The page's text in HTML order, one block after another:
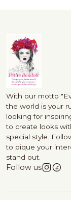
With our motto
the world is your
looking for
to create looks
special style.
to pique your
stand out.
Follow us